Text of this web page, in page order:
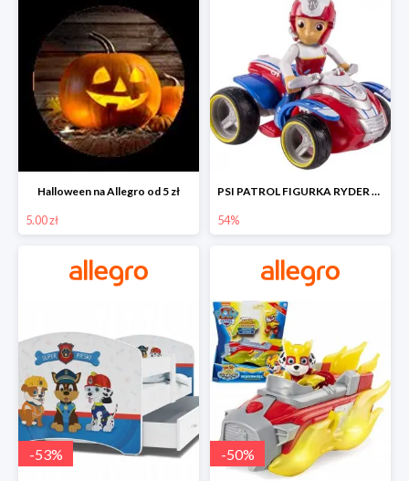
Halloween na Allegro od 5 zł
5.00 zł
PSI PATROL FIGURKA RYDER + QUAD POJAZD RATUNKOWY -54%
54%
-53% -50%